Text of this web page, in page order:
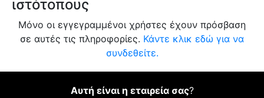
ιστότοπους
Μόνο οι εγγεγραμμένοι χρήστες έχουν πρόσβαση
σε αυτές τις πληροφορίες. Κάντε κλικ εδώ για να
συνδεθείτε.
Αυτή είναι η εταιρεία σας?